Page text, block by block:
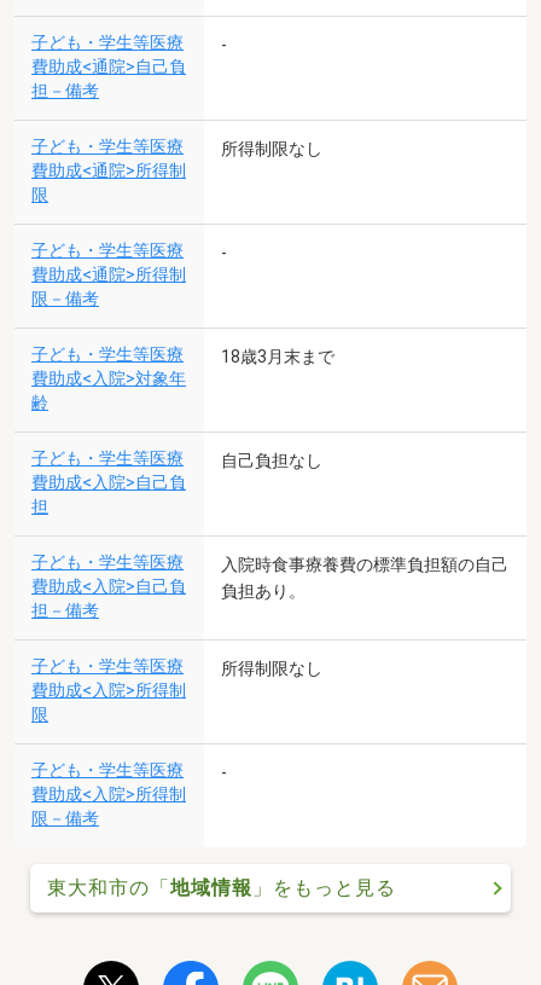
子ども・学生等医療
費助成<通院>自己負
担－備考
-
子ども・学生等医療
費助成<通院>所得制
限
所得制限なし
子ども・学生等医療
費助成<通院>所得制
限－備考
-
子ども・学生等医療
費助成<入院>対象年
齢
18歳3月末まで
子ども・学生等医療
費助成<入院>自己負
担
自己負担なし
子ども・学生等医療
費助成<入院>自己負
担－備考
入院時食事療養費の標準負担額の自己
負担あり。
子ども・学生等医療
費助成<入院>所得制
限
所得制限なし
子ども・学生等医療
費助成<入院>所得制
限－備考
-
東大和市の「地域情報 」をもっと見る